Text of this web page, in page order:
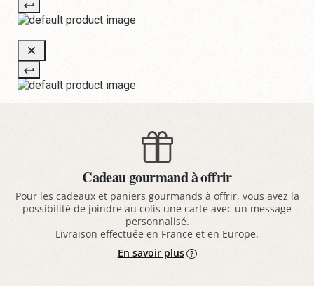
Cadeau gourmand à offrir
Pour les cadeaux et paniers gourmands à offrir, vous avez la
possibilité de joindre au colis une carte avec un message
personnalisé.
Livraison effectuée en France et en Europe.
En savoir plus